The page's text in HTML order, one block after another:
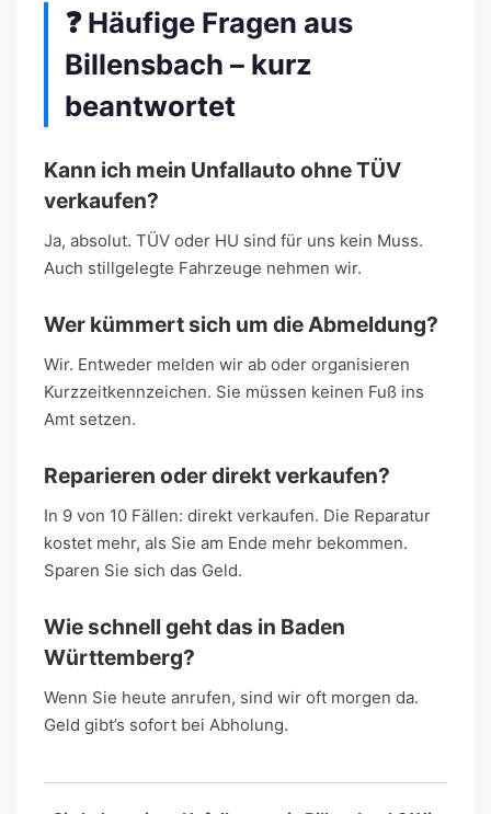
❓ Häufige Fragen aus
Billensbach – kurz
beantwortet
Kann ich mein Unfallauto ohne TÜV
verkaufen?
Ja, absolut. TÜV oder HU sind für uns kein Muss.
Auch stillgelegte Fahrzeuge nehmen wir.
Wer kümmert sich um die Abmeldung?
Wir. Entweder melden wir ab oder organisieren
Kurzzeitkennzeichen. Sie müssen keinen Fuß ins
Amt setzen.
Reparieren oder direkt verkaufen?
In 9 von 10 Fällen: direkt verkaufen. Die Reparatur
kostet mehr, als Sie am Ende mehr bekommen.
Sparen Sie sich das Geld.
Wie schnell geht das in Baden
Württemberg?
Wenn Sie heute anrufen, sind wir oft morgen da.
Geld gibt’s sofort bei Abholung.